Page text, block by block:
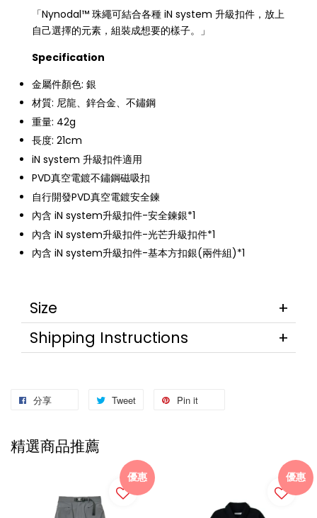
「Nynodal™ 珠繩可結合各種 iN system 升級扣件，放上
自己選擇的元素，組裝成想要的樣子。」
Specification
金屬件顏色: 銀
材質: 尼龍、鋅合金、不鏽鋼
重量: 42g
長度: 21cm
iN system 升級扣件適用
PVD真空電鍍不鏽鋼磁吸扣
自行開發PVD真空電鍍安全鍊
內含 iN system升級扣件-安全鍊銀*1
內含 iN system升級扣件-光芒升級扣件*1
內含 iN system升級扣件-基本方扣銀(兩件組)*1
Size
Shipping Instructions
分享 Tweet Pin it
精選商品推薦
優惠 優惠